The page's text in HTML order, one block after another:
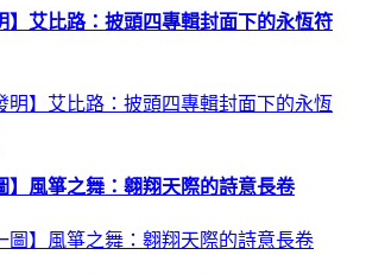
】艾比路：披頭四專輯封面下的永恆符
】風箏之舞：翱翔天際的詩意長卷